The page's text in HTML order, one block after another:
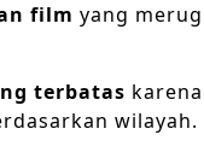
film yang
terbatas
wilayah.